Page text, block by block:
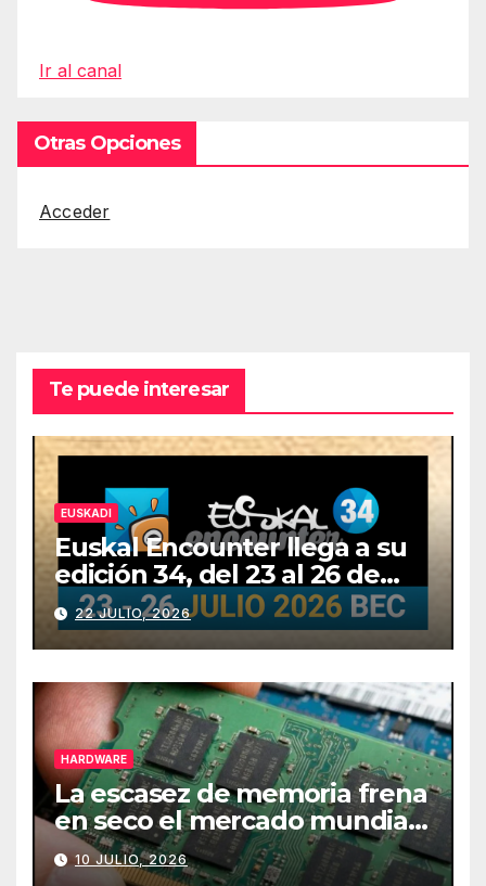
Ir al canal
Otras Opciones
Acceder
Te puede interesar
EUSKADI
Euskal Encounter llega a su
edición 34, del 23 al 26 de
julio
22 JULIO, 2026
HARDWARE
La escasez de memoria frena
en seco el mercado mundial
de PCs
10 JULIO, 2026